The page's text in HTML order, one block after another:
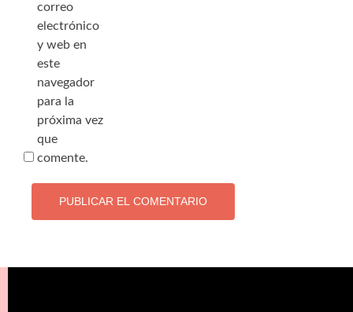
correo
electrónico
y web en
este
navegador
para la
próxima vez
que
comente.